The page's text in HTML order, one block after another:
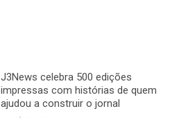
J3News celebra 500 edições
impressas com histórias de quem
ajudou a construir o jornal